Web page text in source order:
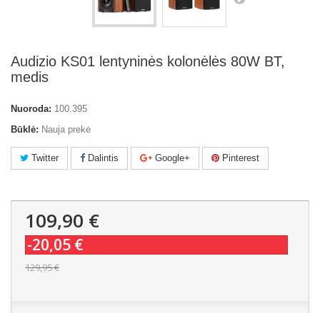
Audizio KS01 lentyninės kolonėlės 80W BT,
medis
Nuoroda: 100.395
Būklė: Nauja prekė
Twitter Dalintis Google+ Pinterest
109,90 €
-20,05 €
129,95 €